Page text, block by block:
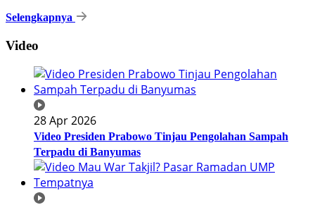
Selengkapnya
Video
28 Apr 2026
Video Presiden Prabowo Tinjau Pengolahan Sampah
Terpadu di Banyumas